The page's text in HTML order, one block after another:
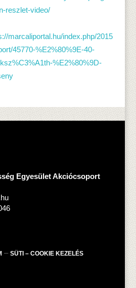
reszlet-video/
marcaliportal.hu/index.php/2015
45770-%E2%80%9E-40-
%E2%80%9D-
Egyesület Akciócsoport
–SÜTI – COOKIE KEZELÉS